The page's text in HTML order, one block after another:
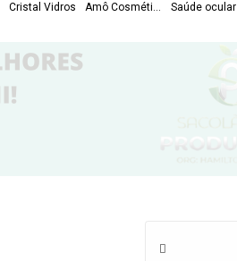
Cristal Vidros Amô CosméticosSaúde ocular